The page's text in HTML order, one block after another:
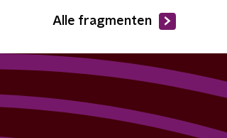
Alle fragmenten